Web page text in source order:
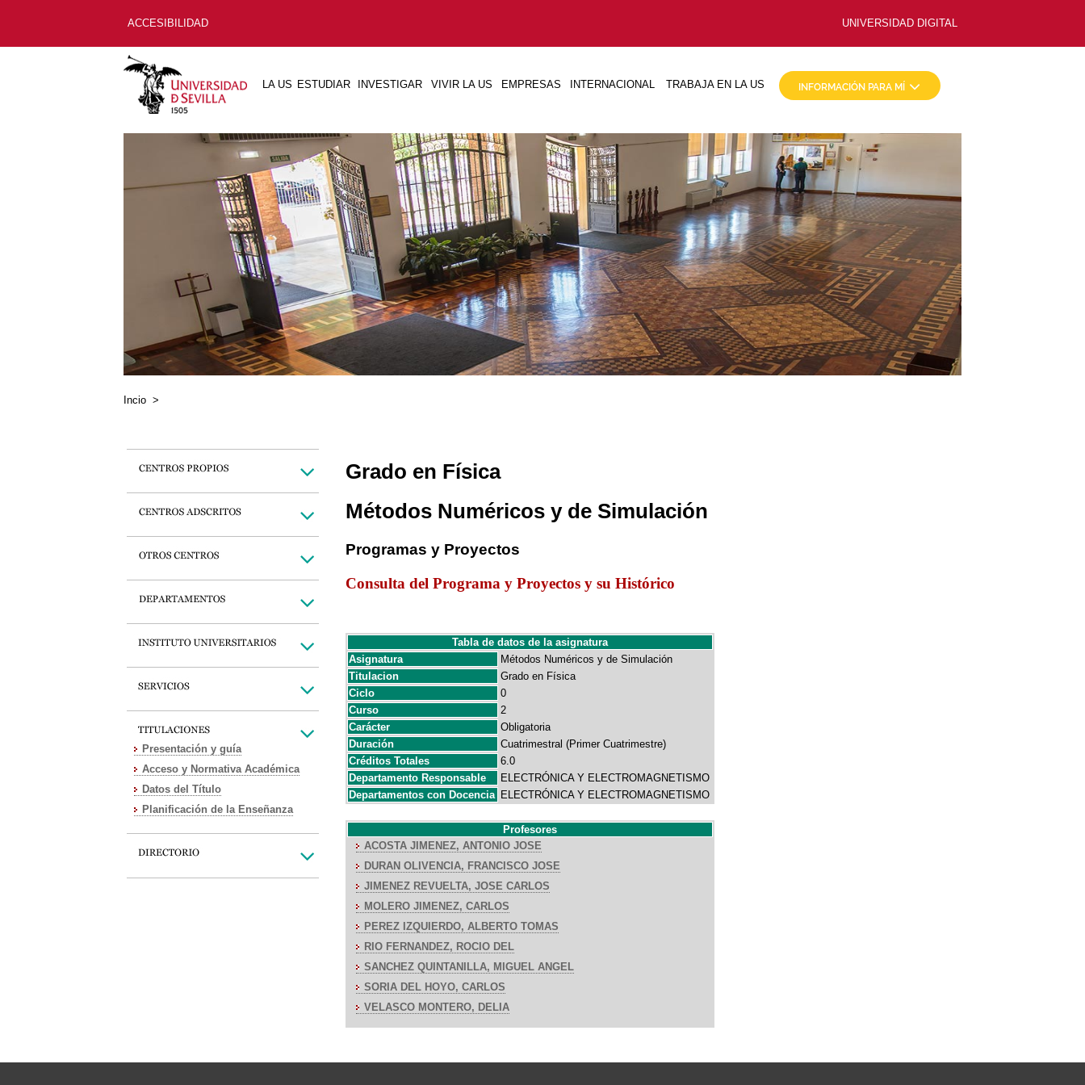
ACCESIBILIDAD UNIVERSIDAD DIGITAL
LA US ESTUDIAR INVESTIGAR VIVIR LA US EMPRESAS INTERNACIONAL TRABAJA EN LA US
Incio >
Presentación y guía
Acceso y Normativa Académica
Datos del Título
Planificación de la Enseñanza
Grado en Física
Métodos Numéricos y de Simulación
Programas y Proyectos
Consulta del Programa y Proyectos y su Histórico
Tabla de datos de la asignatura
Asignatura
Métodos Numéricos y de Simulación
Titulacion
Grado en Física
Ciclo
0
Curso
2
Carácter
Obligatoria
Duración
Cuatrimestral (Primer Cuatrimestre)
Créditos Totales
6.0
Departamento Responsable
ELECTRÓNICA Y ELECTROMAGNETISMO
Departamentos con Docencia ELECTRÓNICA Y ELECTROMAGNETISMO
Profesores
ACOSTA JIMENEZ, ANTONIO JOSE
DURAN OLIVENCIA, FRANCISCO JOSE
JIMENEZ REVUELTA, JOSE CARLOS
MOLERO JIMENEZ, CARLOS
PEREZ IZQUIERDO, ALBERTO TOMAS
RIO FERNANDEZ, ROCIO DEL
SANCHEZ QUINTANILLA, MIGUEL ANGEL
SORIA DEL HOYO, CARLOS
VELASCO MONTERO, DELIA